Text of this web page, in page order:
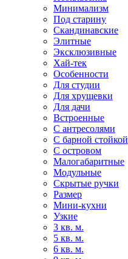
Минимализм
Под старину
Скандинавские
Элитные
Эксклюзивные
Хай-тек
Особенности
Для студии
Для хрущевки
Для дачи
Встроенные
С антресолями
С барной стойкой
С островом
Малогабаритные
Модульные
Скрытые ручки
Размер
Мини-кухни
Узкие
3 кв. м.
5 кв. м.
6 кв. м.